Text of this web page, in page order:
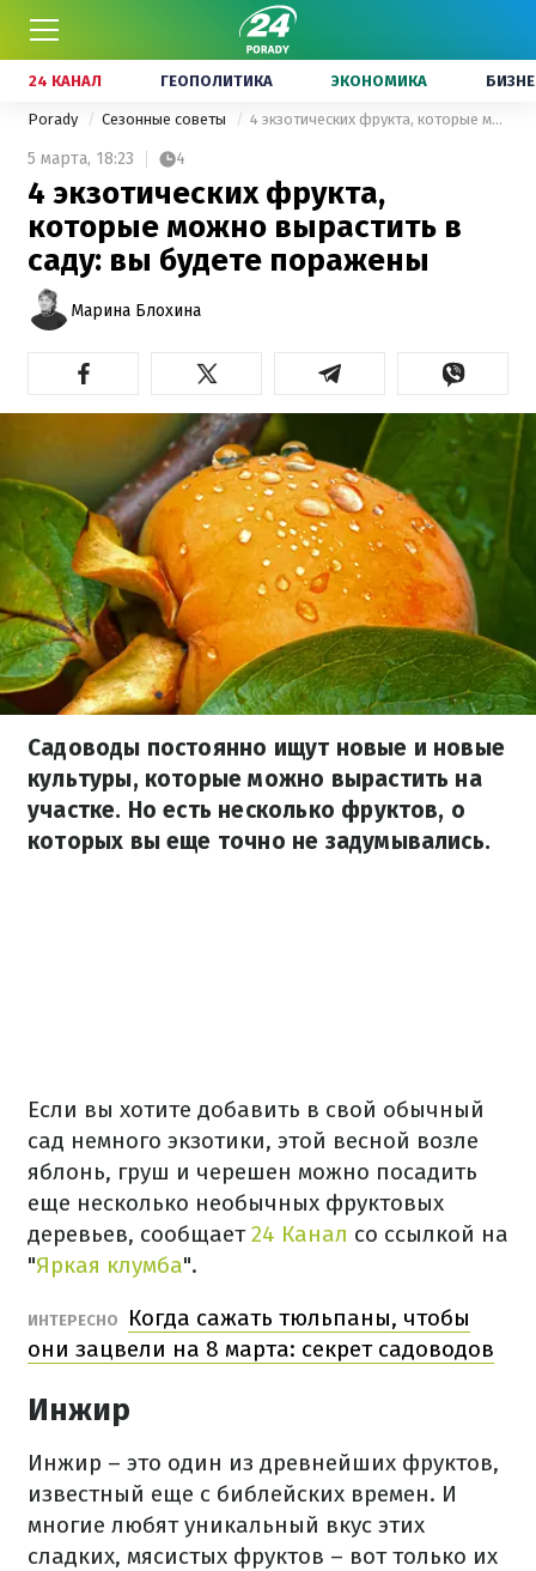
24 КАНАЛ ГЕОПОЛИТИКА ЭКОНОМИКА
Porady Сезонные советы 4 экзотических фрукта, которые можно вырастить в саду: вы будете поражены
5 марта, 18:23 4
4 экзотических фрукта,
которые можно вырастить в
саду: вы будете поражены
Марина Блохина
Садоводы постоянно ищут новые и новые
культуры, которые можно вырастить на
участке. Но есть несколько фруктов, о
которых вы еще точно не задумывались.
Если вы хотите добавить в свой обычный
сад немного экзотики, этой весной возле
яблонь, груш и черешен можно посадить
еще несколько необычных фруктовых
деревьев, сообщает24 Канал со ссылкой на
"Яркая клумба".
ИНТЕРЕСНО
Когда сажать тюльпаны, чтобы
они зацвели на 8 марта: секрет садоводов
Инжир
Инжир – это один из древнейших фруктов,
известный еще с библейских времен. И
многие любят уникальный вкус этих
сладких, мясистых фруктов – вот только их